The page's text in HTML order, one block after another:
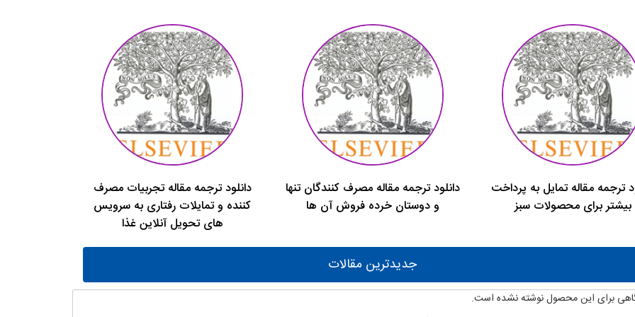
ترجمه مقاله تمایل به پرداخت
بیشتر برای محصولات سبز
دانلود ترجمه مقاله مصرف کنندگان تنها
و دوستان خرده فروش آن ها
دانلود ترجمه مقاله تجربیات مصرف
کننده و تمایلات رفتاری به سرویس
های تحویل آنلاین غذا
جدیدترین مقالات
برای این محصول نوشته نشده است.